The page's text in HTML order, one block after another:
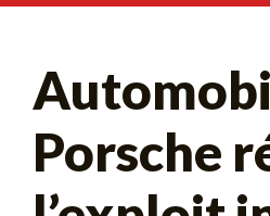
Porsche